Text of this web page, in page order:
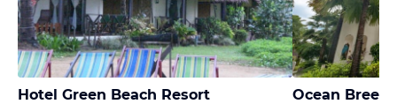
Hotel Green Beach Resort Ocean